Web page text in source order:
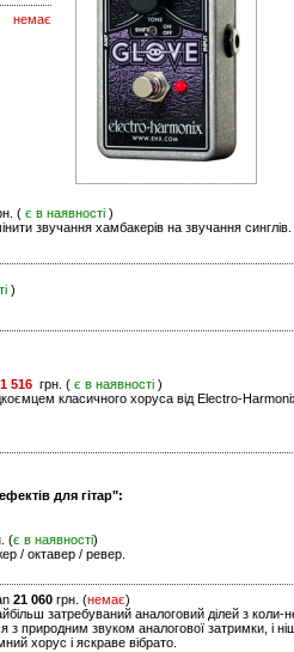
немає
( є в наявності )
звучання хамбакерів на звучання синглів.
)
1 516 грн. ( є в наявності )
класичного хоруса від Electro-
для гітар":
(є в наявності)
/ октавер / ревер.
21 060 грн. (немає)
затребуваний аналоговий ділей з
з природним звуком аналогової затримки, і
хорус і яскраве вібрато.